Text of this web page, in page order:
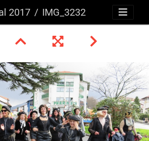
2017 IMG_3232